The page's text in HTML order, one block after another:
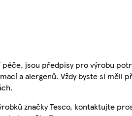
jsou předpisy pro výrobu
a alergenů. Vždy byste si měli
značky Tesco, kontaktujte